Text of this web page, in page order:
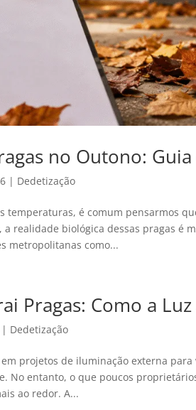
no Outono:
| Dedetização
temperaturas, é comum pensarmos
a realidade biológica dessas pragas é
metropolitanas como...
Pragas: Como a Luz
| Dedetização
projetos de iluminação externa
No entanto, o que poucos
ao redor. A...